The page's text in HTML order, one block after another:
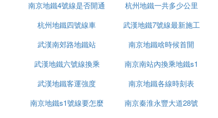
路線詳情可參閱下圖：
⑹ 南京地鐵4號線開通了嗎
南京地鐵4號線將於1月18日正式開通。屆時，南京地
鐵7線運營，車站總數139座，運營里程達258公里，
南京中心城區「井」字形軌道交通網架正式形成。
開通初期，將採用大、小交路混跑的運行模式。南京
為什麼
南京地鐵4號線是否開通
杭州地鐵一共多少公里
杭州地鐵四號線車
武漢地鐵7號線最新施工
進展
武漢南郊路地鐵站
南京地鐵啥時候首開
武漢地鐵六號線換乘
南京南站內換乘地鐵s1
武漢地鐵客運強度
南京地鐵各線時刻表
南京地鐵s1號線要怎麼
南京秦淮永豐大道28號